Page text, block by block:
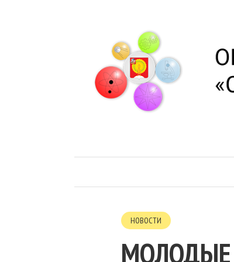
НОВОСТИ
МОЛОДЫЕ